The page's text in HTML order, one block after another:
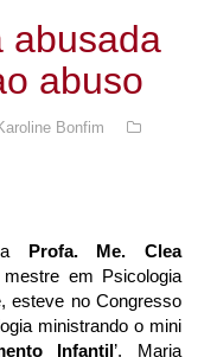
abusada
abuso
Bonfim
a Profa. Me. Clea
em Psicologia
esteve no Congresso
ministrando o mini
Infantil’. Maria